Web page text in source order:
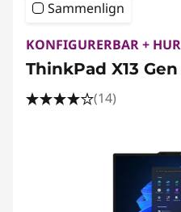
Sammenlign
KONFIGURERBAR +
ThinkPad X13
(14)